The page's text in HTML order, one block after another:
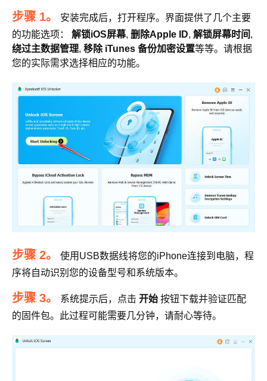
步骤 1。
安装完成后，打开程序。界面提供了几个主要
的功能选项： 解锁iOS屏幕, 删除Apple ID, 解锁屏幕时间 ,
绕过主数据管理, 移除 iTunes 备份加密设置等等。请根据
您的实际需求选择相应的功能。
步骤 2。
使用USB数据线将您的iPhone连接到电脑，程
序将自动识别您的设备型号和系统版本。
步骤 3。 系统提示后，点击 开始 按钮下载并验证匹配
的固件包。此过程可能需要几分钟，请耐心等待。